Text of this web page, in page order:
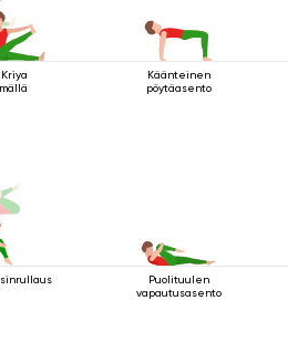
Käänteinen
pöytäasento
Puolituulen
vapautusasento